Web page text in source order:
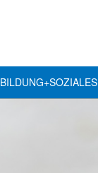
BILDUNG+SOZIALES